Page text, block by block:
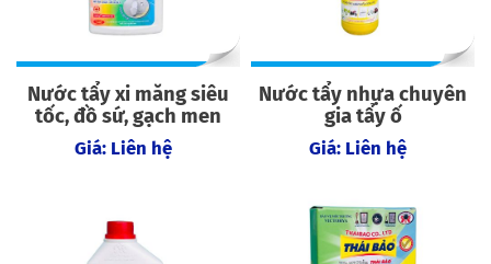
Nước tẩy xi măng siêu
tốc, đồ sứ, gạch men
Giá: Liên hệ
Nước tẩy nhựa chuyên
gia tẩy ố
Giá: Liên hệ